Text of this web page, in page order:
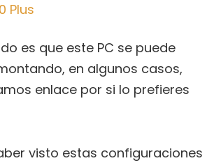
Plus
es que este PC se puede
en algunos casos,
enlace por si lo prefieres
visto estas configuraciones